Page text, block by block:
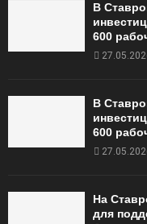
В
600
В
600
На
для